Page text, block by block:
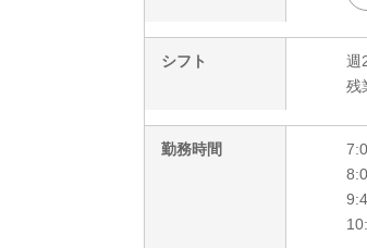
シフト
週
残
勤務時間